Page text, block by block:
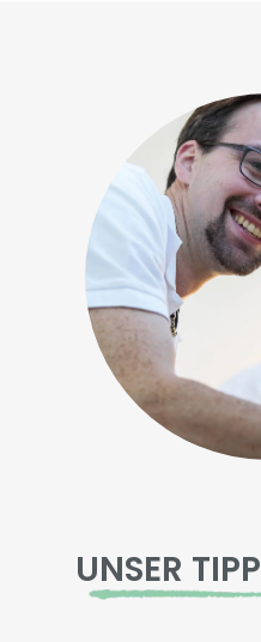
UNSER TIPP